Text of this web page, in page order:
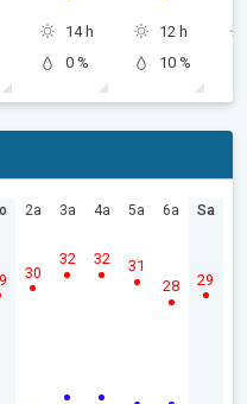
14 h
0 %
12 h
10 %
2a
30
3a
32
4a
32
5a
31
6a
28
Sa
29